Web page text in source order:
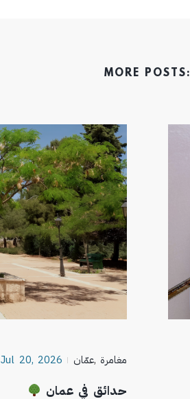
MORE POSTS:
Jul 20, 2026 عمّان, مغامرة
حدائق في عمان